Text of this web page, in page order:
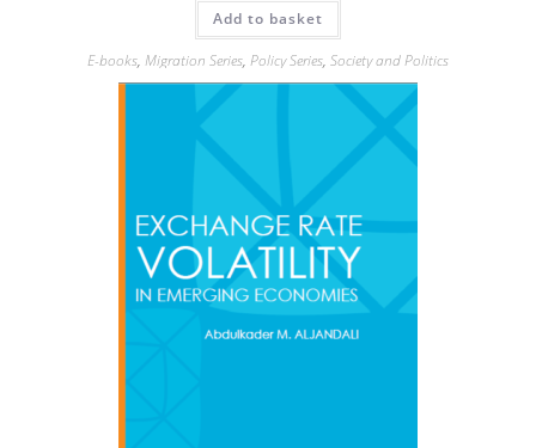
Add to basket
E-books, Migration Series, Policy Series, Society and Politics